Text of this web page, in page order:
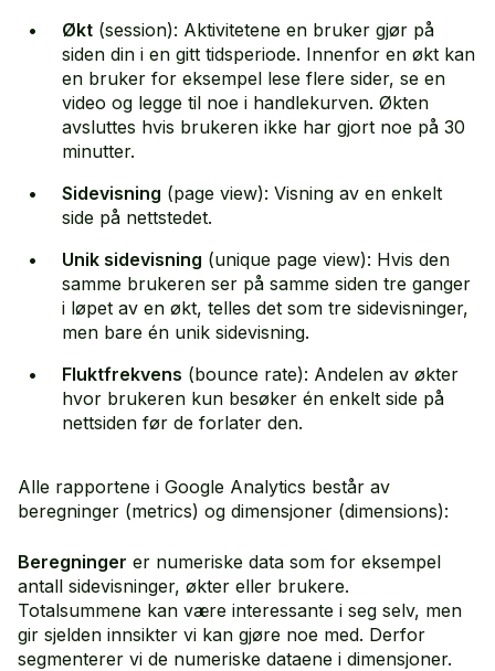
Økt (session): Aktivitetene en bruker gjør på
siden din i en gitt tidsperiode. Innenfor en økt kan
en bruker for eksempel lese flere sider, se en
video og legge til noe i handlekurven. Økten
avsluttes hvis brukeren ikke har gjort noe på 30
minutter.
Sidevisning (page view): Visning av en enkelt
side på nettstedet.
Unik sidevisning (unique page view): Hvis den
samme brukeren ser på samme siden tre ganger
i løpet av en økt, telles det som tre sidevisninger,
men bare én unik sidevisning.
Fluktfrekvens (bounce rate): Andelen av økter
hvor brukeren kun besøker én enkelt side på
nettsiden før de forlater den.
Alle rapportene i Google Analytics består av
beregninger (metrics) og dimensjoner (dimensions):
Beregninger er numeriske data som for eksempel
antall sidevisninger, økter eller brukere.
Totalsummene kan være interessante i seg selv, men
gir sjelden innsikter vi kan gjøre noe med. Derfor
segmenterer vi de numeriske dataene i dimensjoner.